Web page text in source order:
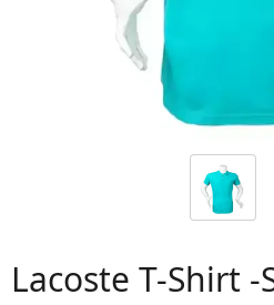
Lacoste T-Shirt -